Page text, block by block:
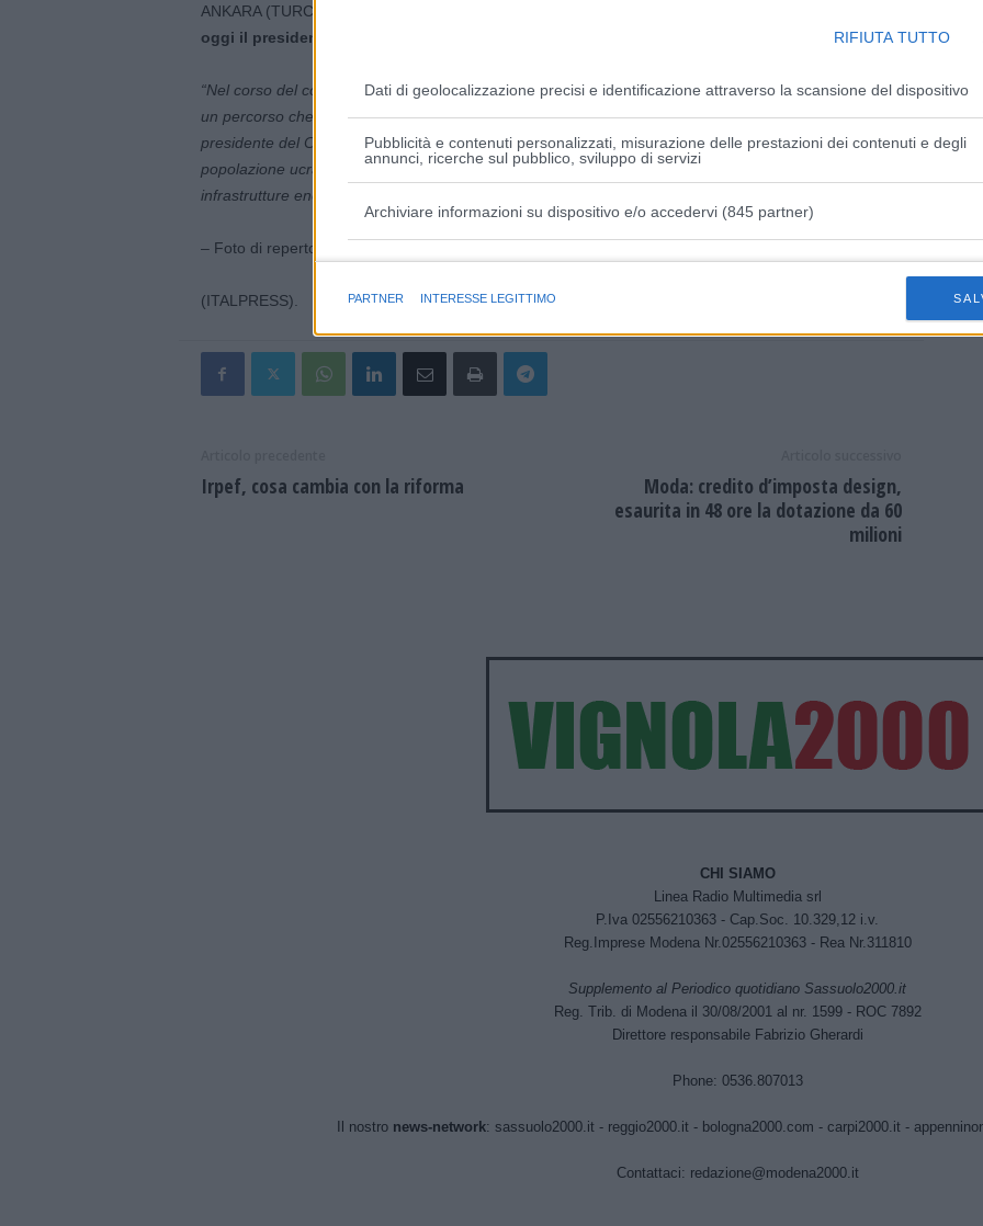
RIFIUTA TUTTO
Dati di geolocalizzazione precisi e identificazione attraverso la scansione del dispositivo
Pubblicità e contenuti personalizzati, misurazione delle prestazioni dei contenuti e degli
annunci, ricerche sul pubblico, sviluppo di servizi
Archiviare informazioni su dispositivo e/o accedervi (845 partner)
Finalità e caratteristiche speciali
PARTNER INTERESSE LEGITTIMO
ANKARA (TURCHIA) (ITALPRESS) –
oggi il presidente dell’Ucraina, Volodymyr Zelensky, a margine del Vertice NATO ad Ankara.
“Nel corso del colloquio è stato ribadito il fermo impegno dell’Italia al fianco dell’Ucraina e a favore di
un percorso che conduca a una pace giusta e duratura– si legge in una nota di Palazzo Chigi -.Il
presidente del Consiglio ha inoltre confermato la prosecuzione dell’assistenza italiana alla
popolazione ucraina, con particolare attenzione agli interventi volti a rafforzare la resilienza delle
infrastrutture energetiche, duramente colpite dagli attacchi russi”.
– Foto di repertorio IPA Agency –
(ITALPRESS).
Irpef, cosa cambia con la riforma
Moda: credito d’imposta design,
esaurita in 48 ore la dotazione da 60
milioni
CHI SIAMO
Linea Radio Multimedia srl
P.Iva 02556210363 - Cap.Soc. 10.329,12 i.v.
Reg.Imprese Modena Nr.02556210363 - Rea Nr.311810
Supplemento al Periodico quotidiano Sassuolo2000.it
Reg. Trib. di Modena il 30/08/2001 al nr. 1599 - ROC 7892
Direttore responsabile Fabrizio Gherardi
Phone: 0536.807013
Il nostro news-network: sassuolo2000.it - reggio2000.it - bologna2000.com - carpi2000.it -
Contattaci: redazione@modena2000.it